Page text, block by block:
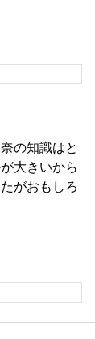
の知識はと
大きいから
がおもしろ